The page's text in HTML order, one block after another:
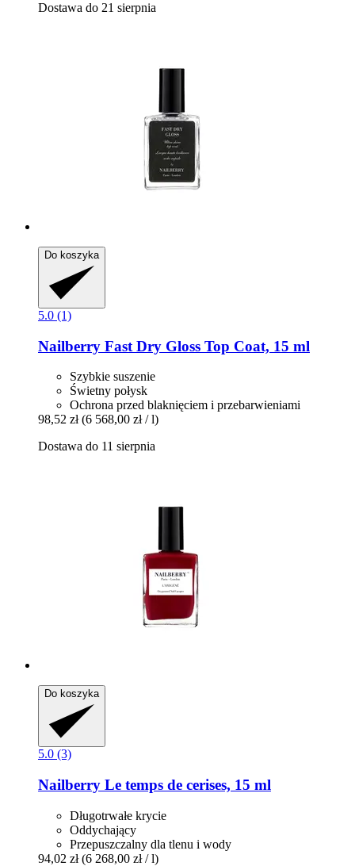
Dostawa do 21 sierpnia
Do koszyka
5.0 (1)
Nailberry Fast Dry Gloss Top Coat, 15 ml
Szybkie suszenie
Świetny połysk
Ochrona przed blaknięciem i przebarwieniami
98,52 zł (6 568,00 zł / l)
Dostawa do 11 sierpnia
Do koszyka
5.0 (3)
Nailberry Le temps de cerises, 15 ml
Długotrwałe krycie
Oddychający
Przepuszczalny dla tlenu i wody
94,02 zł (6 268,00 zł / l)